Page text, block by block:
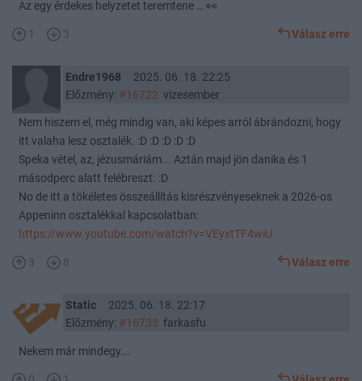
Az egy érdekes helyzetet teremtene … 👀
1 3 Válasz erre
Endre1968
2025. 06. 18. 22:25
Előzmény: #16722 vizesember
Nem hiszem el, még mindig van, aki képes arról ábrándozni, hogy
itt valaha lesz osztalék. :D :D :D :D :D
Speka vétel, az, jézusmáriám... Aztán majd jön danika és 1
másodperc alatt felébreszt. :D
No de itt a tökéletes összeállítás kisrészvényeseknek a 2026-os
Appeninn osztalékkal kapcsolatban:
https://www.youtube.com/watch?v=VEyxtTF4wiU
3 8 Válasz erre
Static
2025. 06. 18. 22:17
Előzmény: #16733 farkasfu
Nekem már mindegy...